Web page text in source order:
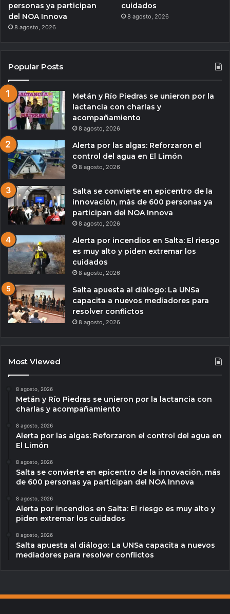
personas ya participan
del NOA Innova
8 agosto, 2026
cuidados
8 agosto, 2026
Popular Posts
Metán y Río Piedras se unieron por la
lactancia con charlas y
acompañamiento
8 agosto, 2026
Alerta por las algas: Reforzaron el
control del agua en El Limón
8 agosto, 2026
Salta se convierte en epicentro de la
innovación, más de 600 personas ya
participan del NOA Innova
8 agosto, 2026
Alerta por incendios en Salta: El riesgo
es muy alto y piden extremar los
cuidados
8 agosto, 2026
Salta apuesta al diálogo: La UNSa
capacita a nuevos mediadores para
resolver conflictos
8 agosto, 2026
Most Viewed
8 agosto, 2026
Metán y Río Piedras se unieron por la lactancia con
charlas y acompañamiento
8 agosto, 2026
Alerta por las algas: Reforzaron el control del agua en
El Limón
8 agosto, 2026
Salta se convierte en epicentro de la innovación, más
de 600 personas ya participan del NOA Innova
8 agosto, 2026
Alerta por incendios en Salta: El riesgo es muy alto y
piden extremar los cuidados
8 agosto, 2026
Salta apuesta al diálogo: La UNSa capacita a nuevos
mediadores para resolver conflictos